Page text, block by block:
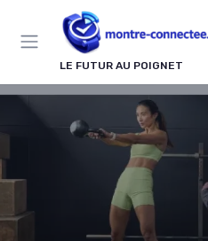
LE FUTUR AU POIGNET
Panneau de gestion des cookies